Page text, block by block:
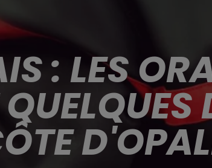
: LES